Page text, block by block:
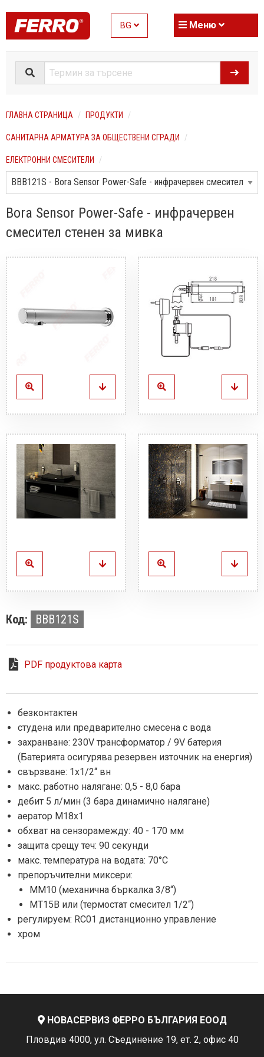
BG Меню
ГЛАВНА СТРАНИЦА ПРОДУКТИ
САНИТАРНА АРМАТУРА ЗА ОБЩЕСТВЕНИ СГРАДИ
ЕЛЕКТРОННИ СМЕСИТЕЛИ
Bora Sensor Power-Safe - инфрачервен
смесител стенен за мивка
Код: BBB121S
PDF продуктова карта
безконтактен
студена или предварително смесена с вода
захранване: 230V трансформатор / 9V батерия
(Батерията осигурява резервен източник на енергия)
свързване: 1х1/2“ вн
макс. работно налягане: 0,5 - 8,0 бара
дебит 5 л/мин (3 бара динамично налягане)
аератор M18x1
обхват на сензорамежду: 40 - 170 мм
защита срещу теч: 90 секунди
макс. температура на водата: 70°C
препоръчителни миксери:
MМ10 (механична бъркалка 3/8“)
MT15B или (термостат смесител 1/2“)
регулируем: RC01 дистанционно управление
хром
НОВАСЕРВИЗ ФЕРРО БЪЛГАРИЯ ЕООД
Пловдив 4000, ул. Съединение 19, ет. 2, офис 40